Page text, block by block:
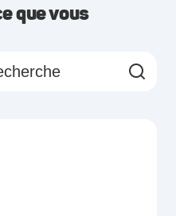
que vous